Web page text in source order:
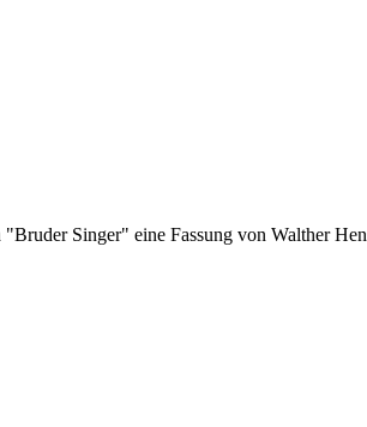
Singer" eine Fassung von Walther